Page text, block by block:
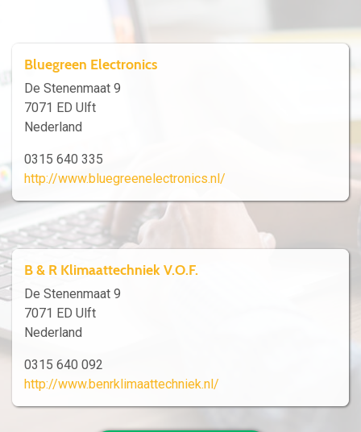
Bluegreen Electronics
De Stenenmaat 9
7071 ED Ulft
Nederland
0315 640 335
http://www.bluegreenelectronics.nl/
B & R Klimaattechniek V.O.F.
De Stenenmaat 9
7071 ED Ulft
Nederland
0315 640 092
http://www.benrklimaattechniek.nl/